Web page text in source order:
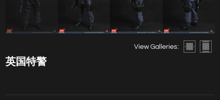
View Galleries:
英国特警